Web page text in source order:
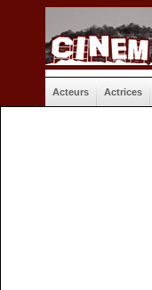
Acteurs Actrices